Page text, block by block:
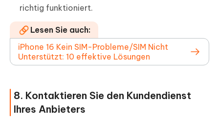
richtig funktioniert.
Lesen Sie auch:
iPhone 16 Kein SIM-Probleme/SIM Nicht
Unterstützt: 10 effektive Lösungen
8. Kontaktieren Sie den Kundendienst
Ihres Anbieters